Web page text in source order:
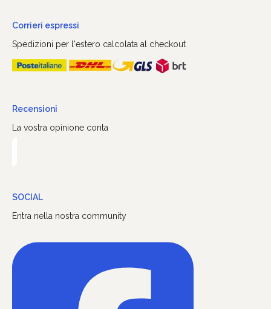
Corrieri espressi
Spedizioni per l'estero calcolata al checkout
Recensioni
La vostra opinione conta
SOCIAL
Entra nella nostra community